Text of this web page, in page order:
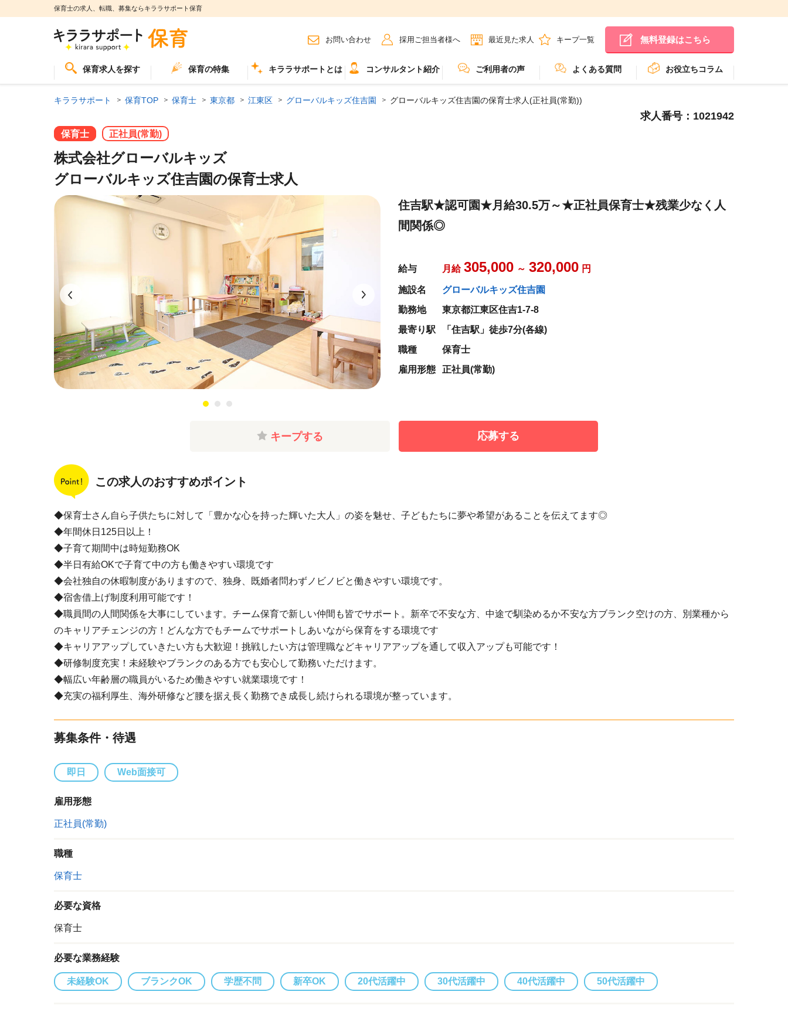
保育士の求人、転職、募集ならキララサポート保育
お問い合わせ 採用ご担当者様へ 最近見た求人 キープ一覧 無料登録はこちら
保育求人を探す 保育の特集 キララサポートとは コンサルタント紹介 ご利用者の声 よくある質問 お役立ちコラム
キララサポート 保育TOP 保育士 東京都 江東区 グローバルキッズ住吉園 グローバルキッズ住吉園の保育士求人(正社員(常勤))
求人番号：1021942
保育士 正社員(常勤)
株式会社グローバルキッズ
グローバルキッズ住吉園の保育士求人
住吉駅★認可園★月給30.5万～★正社員保育士★残業少なく人
間関係◎
給与 月給 305,000 ～ 320,000 円
施設名
グローバルキッズ住吉園
勤務地
東京都江東区住吉1-7-8
最寄り駅
「住吉駅」徒歩7分(各線)
職種
保育士
雇用形態
正社員(常勤)
キープする 応募する
この求人のおすすめポイント
◆保育士さん自ら子供たちに対して「豊かな心を持った輝いた大人」の姿を魅せ、子どもたちに夢や希望があることを伝えてます◎
◆年間休日125日以上！
◆子育て期間中は時短勤務OK
◆半日有給OKで子育て中の方も働きやすい環境です
◆会社独自の休暇制度がありますので、独身、既婚者問わずノビノビと働きやすい環境です。
◆宿舎借上げ制度利用可能です！
◆職員間の人間関係を大事にしています。チーム保育で新しい仲間も皆でサポート。新卒で不安な方、中途で馴染めるか不安な方ブランク空けの方、別業種から
のキャリアチェンジの方！どんな方でもチームでサポートしあいながら保育をする環境です
◆キャリアアップしていきたい方も大歓迎！挑戦したい方は管理職などキャリアアップを通して収入アップも可能です！
◆研修制度充実！未経験やブランクのある方でも安心して勤務いただけます。
◆幅広い年齢層の職員がいるため働きやすい就業環境です！
◆充実の福利厚生、海外研修など腰を据え長く勤務でき成長し続けられる環境が整っています。
募集条件・待遇
即日 Web面接可
雇用形態
正社員(常勤)
職種
保育士
必要な資格
保育士
必要な業務経験
未経験OK ブランクOK 学歴不問 新卒OK 20代活躍中 30代活躍中 40代活躍中 50代活躍中